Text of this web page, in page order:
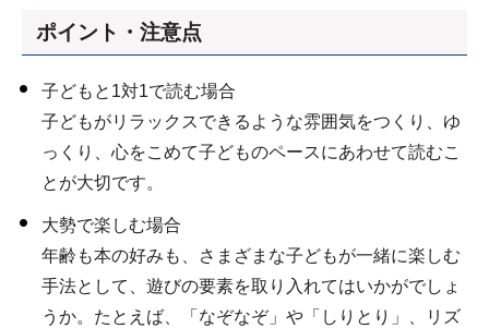
ポイント・注意点
子どもと1対1で読む場合
子どもがリラックスできるような雰囲気をつくり、ゆ
っくり、心をこめて子どものペースにあわせて読むこ
とが大切です。
大勢で楽しむ場合
年齢も本の好みも、さまざまな子どもが一緒に楽しむ
手法として、遊びの要素を取り入れてはいかがでしょ
うか。たとえば、「なぞなぞ」や「しりとり」、リズ